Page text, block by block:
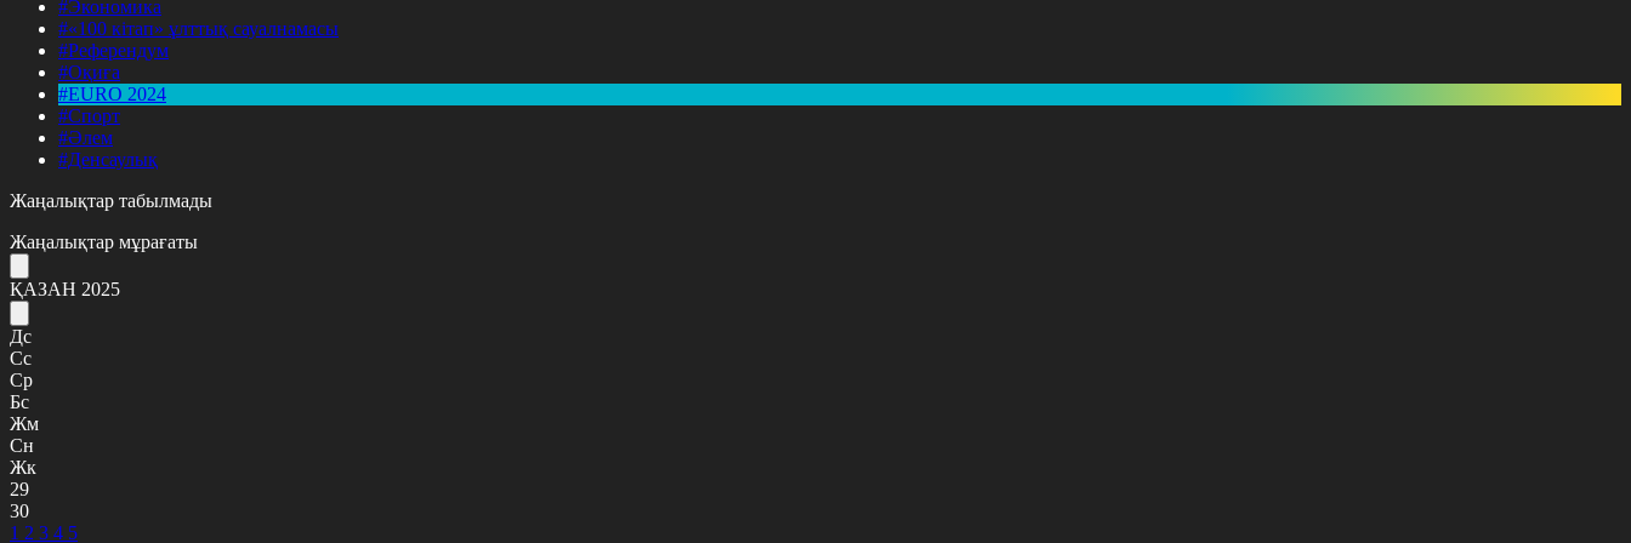
#Экономика
#«100 кітап» ұлттық сауалнамасы
#Референдум
#Оқиға
#EURO 2024
#Спорт
#Әлем
#Денсаулық
Жаңалықтар табылмады
Жаңалықтар мұрағаты
ҚАЗАН 2025
Дс
Сс
Ср
Бс
Жм
Сн
Жк
29
30
1 2 3 4 5